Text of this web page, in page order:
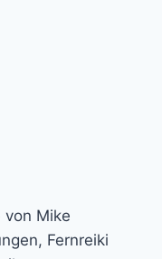
Mike
Fernreiki